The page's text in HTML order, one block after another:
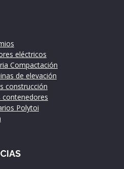
eléctricos
Compactación
de elevación
construcción
contenedores
Polytoi